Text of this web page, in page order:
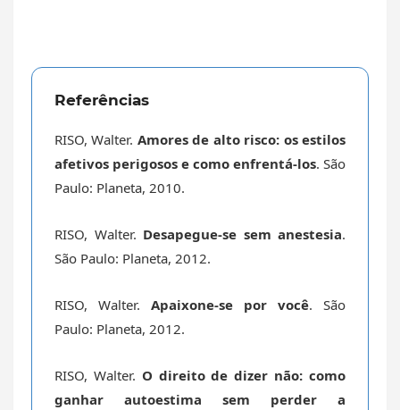
Referências
RISO, Walter. Amores de alto risco: os estilos
afetivos perigosos e como enfrentá-los. São
Paulo: Planeta, 2010.
RISO, Walter. Desapegue-se sem anestesia.
São Paulo: Planeta, 2012.
RISO, Walter. Apaixone-se por você. São
Paulo: Planeta, 2012.
RISO, Walter. O direito de dizer não: como
ganhar autoestima sem perder a